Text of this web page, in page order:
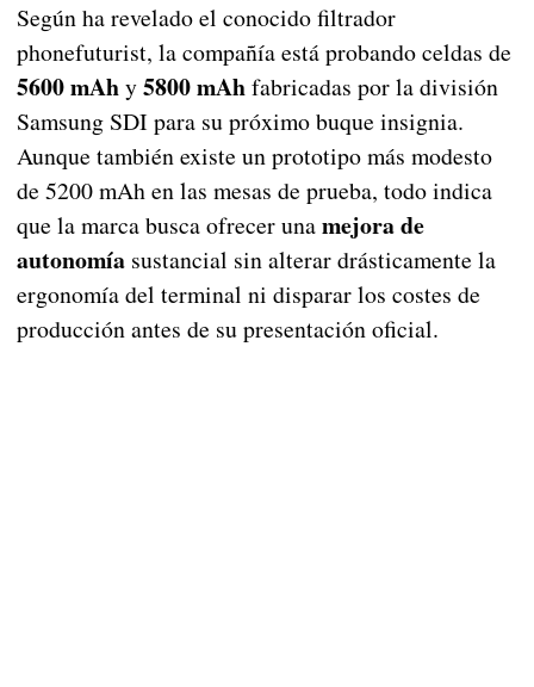
Según ha revelado el conocido filtrador
phonefuturist, la compañía está probando celdas de
5600 mAhy5800 mAhfabricadas por la división
Samsung SDI para su próximo buque insignia.
Aunque también existe un prototipo más modesto
de 5200 mAh en las mesas de prueba, todo indica
que la marca busca ofrecer unamejora de
autonomíasustancial sin alterar drásticamente la
ergonomía del terminal ni disparar los costes de
producción antes de su presentación oficial.